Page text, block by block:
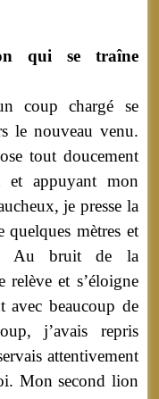
qui se traîne
coup chargé se
le nouveau venu.
tout doucement
et appuyant mon
je presse la
mètres et
Au bruit de la
et s’éloigne
avec beaucoup de
j’avais repris
attentivement
Mon second lion